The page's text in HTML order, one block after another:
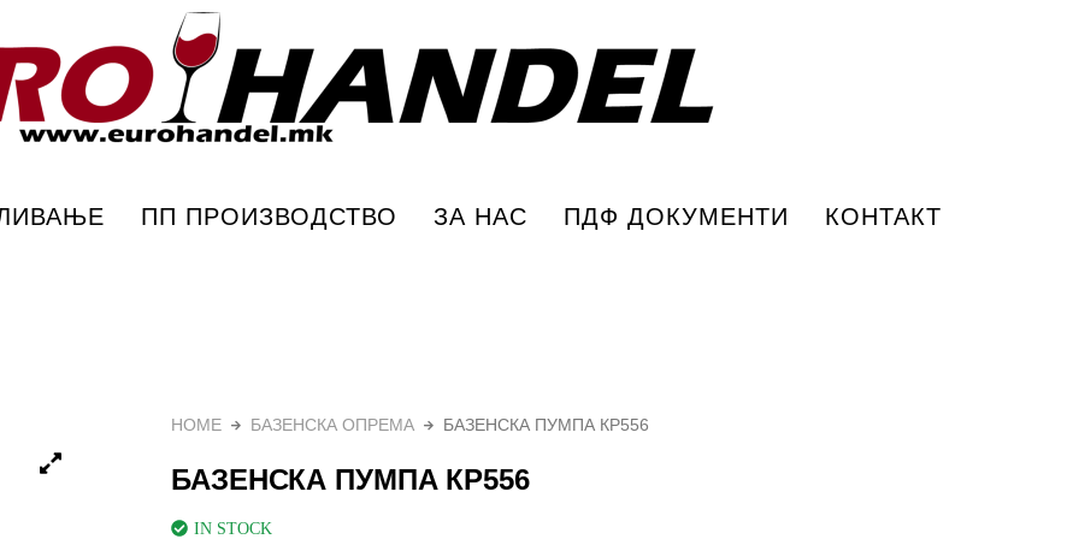
ПП ПРОИЗВОДСТВО ЗА НАС ПДФ ДОКУМЕНТИ КОНТАКТ
HOME БАЗЕНСКА ОПРЕМА БАЗЕНСКА ПУМПА КР556
БАЗЕНСКА ПУМПА КР556
IN STOCK